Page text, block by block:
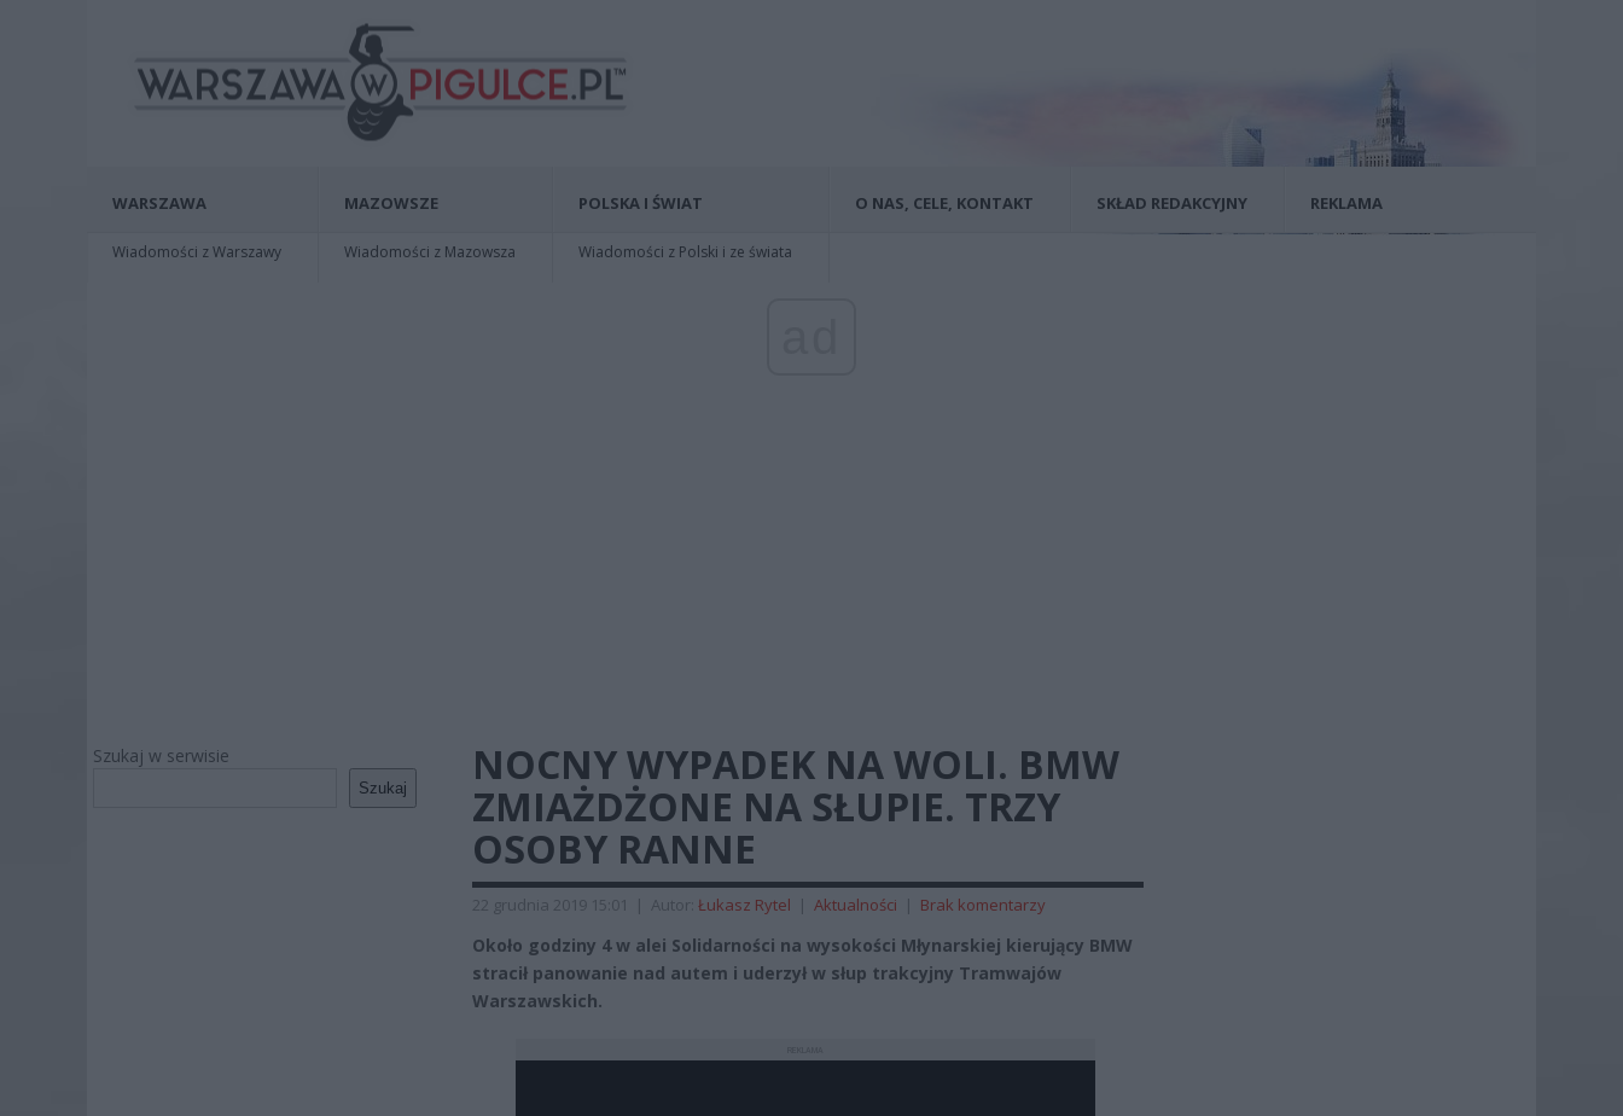
WARSZAWA
Wiadomości z Warszawy
MAZOWSZE
Wiadomości z Mazowsza
POLSKA I ŚWIAT
Wiadomości z Polski i ze świata
O NAS, CELE, KONTAKT SKŁAD REDAKCYJNY REKLAMA
Szukaj w serwisie
Szukaj
NOCNY WYPADEK NA WOLI. BMW
ZMIAŻDŻONE NA SŁUPIE. TRZY
OSOBY RANNE
22 grudnia 2019 15:01 | Autor: Łukasz Rytel | Aktualności | Brak komentarzy
Około godziny 4 w alei Solidarności na wysokości Młynarskiej kierujący BMW
stracił panowanie nad autem i uderzył w słup trakcyjny Tramwajów
Warszawskich.